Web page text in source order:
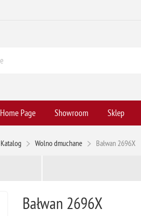
Home Page Showroom Sklep
Katalog Wolno dmuchane Bałwan 2696X
Bałwan 2696X